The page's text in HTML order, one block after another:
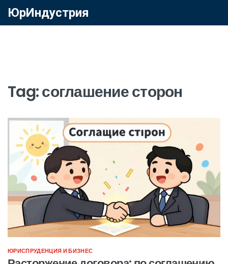
ЮрИндустрия
Tag: соглашение сторон
ЮРИСПРУДЕНЦИЯ И БИЗНЕС